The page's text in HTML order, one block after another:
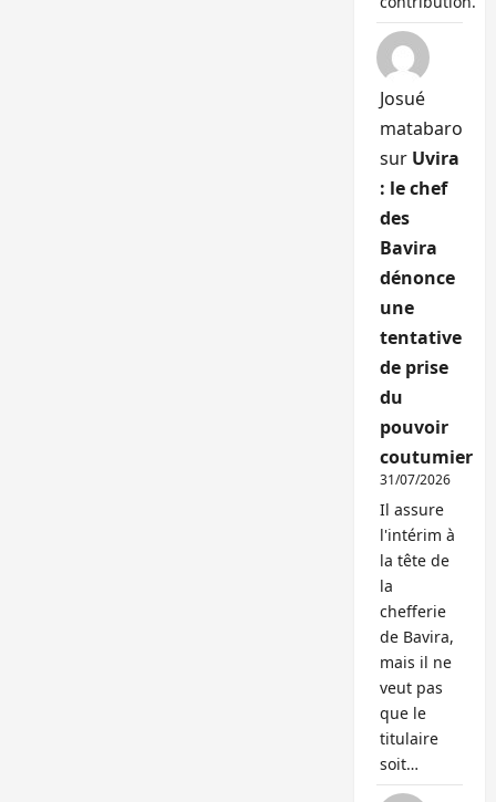
Josué
matabaro
sur Uvira
: le chef
des
Bavira
dénonce
une
tentative
de prise
du
pouvoir
coutumier
31/07/2026
Il assure
l'intérim à
la tête de
la
chefferie
de Bavira,
mais il ne
veut pas
que le
titulaire
soit…